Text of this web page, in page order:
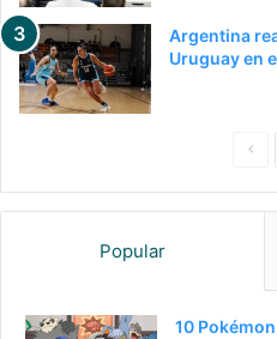
Argentina
Uruguay en
Popular
10